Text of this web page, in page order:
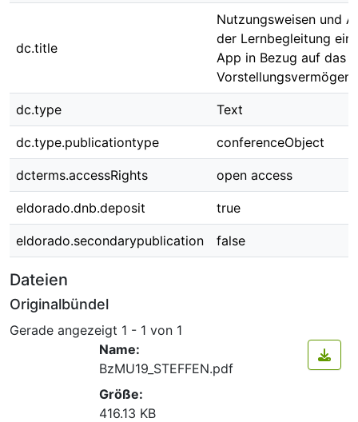
dc.title
Nutzungsweisen und
der Lernbegleitung
App in Bezug auf das
Vorstellungsvermögen
dc.type Text
dc.type.publicationtype conferenceObject
dcterms.accessRights open access
eldorado.dnb.deposit true
eldorado.secondarypublication false
Dateien
Originalbündel
Gerade angezeigt 1 - 1 von 1
Name:
BzMU19_STEFFEN.pdf
Größe:
416.13 KB